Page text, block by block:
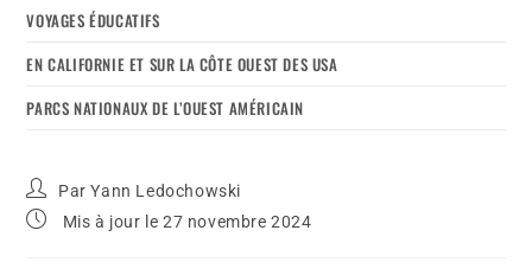
VOYAGES ÉDUCATIFS
EN CALIFORNIE ET SUR LA CÔTE OUEST DES USA
PARCS NATIONAUX DE L’OUEST AMÉRICAIN
ParYann Ledochowski
Mis à jour le 27 novembre 2024